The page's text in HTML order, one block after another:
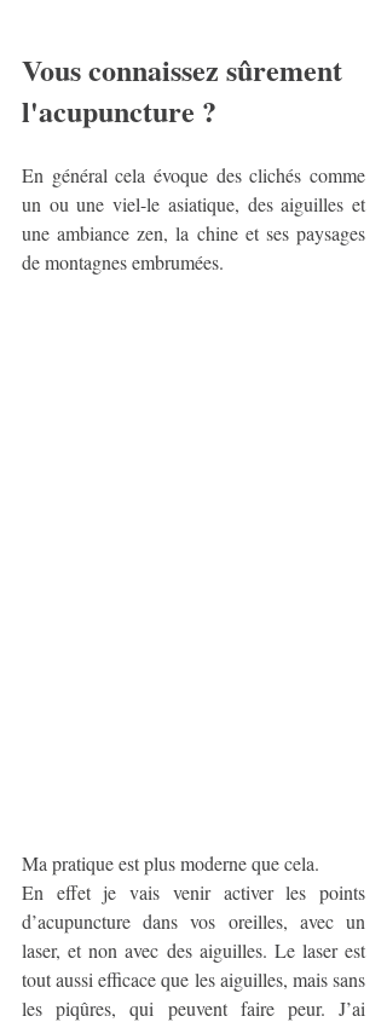
Vous connaissez sûrement
l'acupuncture ?
En général cela évoque des clichés comme
un ou une viel-le asiatique, des aiguilles et
une ambiance zen, la chine et ses paysages
de montagnes embrumées.
Ma pratique est plus moderne que cela.
En effet je vais venir activer les points
d’acupuncture dans vos oreilles, avec un
laser, et non avec des aiguilles. Le laser est
tout aussi efficace que les aiguilles, mais sans
les piqûres, qui peuvent faire peur. J’ai